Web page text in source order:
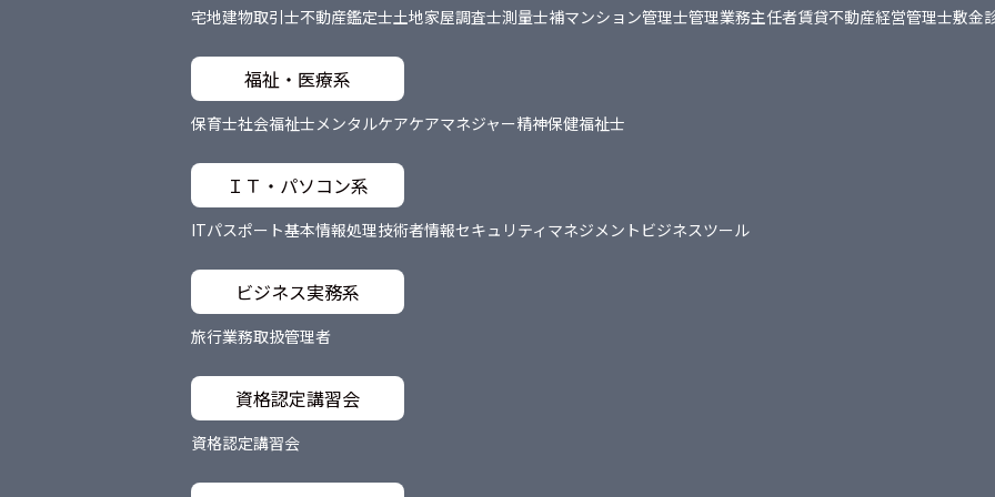
宅地建物取引士不動産鑑定士土地家屋調査士測量士補マンション管理士管理業務主任者賃貸不動産経営管理士敷金
福祉・医療系
保育士社会福祉士メンタルケアケアマネジャー精神保健福祉士
ＩＴ・パソコン系
ITパスポート基本情報処理技術者情報セキュリティマネジメント ビジネスツール
ビジネス実務系
旅行業務取扱管理者
資格認定講習会
資格認定講習会